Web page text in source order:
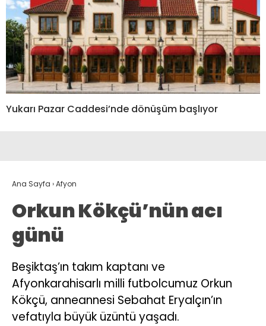
Yukarı Pazar Caddesi’nde dönüşüm başlıyor
Ana Sayfa ›Afyon
Orkun Kökçü’nün acı
günü
Beşiktaş’ın takım kaptanı ve
Afyonkarahisarlı milli futbolcumuz Orkun
Kökçü, anneannesi Sebahat Eryalçın’ın
vefatıyla büyük üzüntü yaşadı.